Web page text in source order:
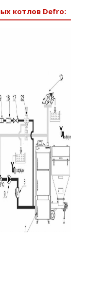
котлов Defro: